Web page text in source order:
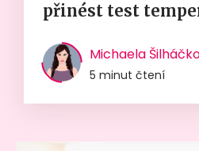
přinést test
Michaela
5 minut čtení